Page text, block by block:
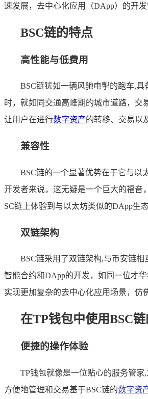
速发展，去中心化应用（DApp）的开
BSC链的特点
高性能与低费用
BSC链犹如一辆风驰电掣的跑车,
时，就如同交通高峰期的城市道路，交
让用户在进行数字资产的转移、交易以
兼容性
BSC链的一个显著优势在于它与以
开发者来说，这无疑是一个巨大的福音
SC链上体验到与以太坊类似的DApp生
双链架构
BSC链采用了双链架构,与币安链
智能合约和DApp的开发，如同一位才
实现更加复杂的去中心化应用场景，仿
在TP钱包中使用BSC
便捷的操作体验
TP钱包就像是一位贴心的服务管
方便地管理和交易基于BSC链的数字资